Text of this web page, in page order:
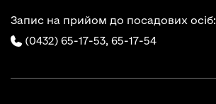
Запис на прийом до посадових осіб:
(0432) 65-17-53, 65-17-54